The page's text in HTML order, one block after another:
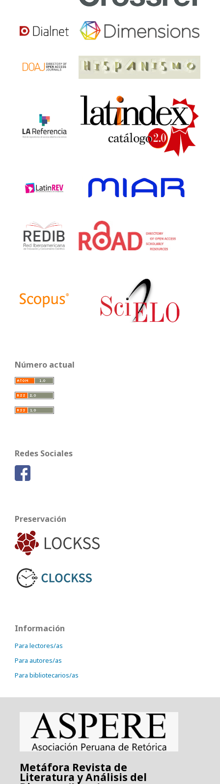
Número actual
Redes Sociales
Preservación
Información
Para lectores/as
Para autores/as
Para bibliotecarios/as
Metáfora Revista de
Literatura y Análisis del